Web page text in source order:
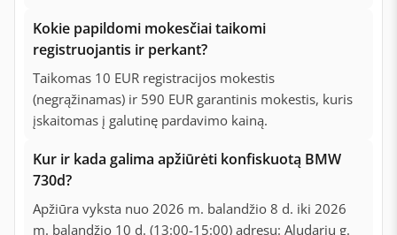
Kokie papildomi mokesčiai taikomi
registruojantis ir perkant?
Taikomas 10 EUR registracijos mokestis
(negrąžinamas) ir 590 EUR garantinis mokestis, kuris
įskaitomas į galutinę pardavimo kainą.
Kur ir kada galima apžiūrėti konfiskuotą BMW
730d?
Apžiūra vyksta nuo 2026 m. balandžio 8 d. iki 2026
m. balandžio 10 d. (13:00-15:00) adresu: Aludarių g.